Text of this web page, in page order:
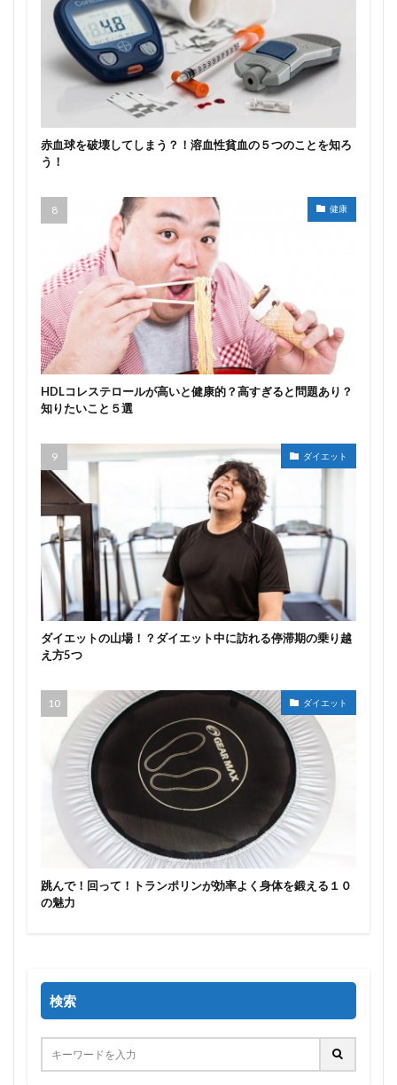
赤血球を破壊してしまう？！溶血性貧血の５つのことを知ろ
う！
健康
HDLコレステロールが高いと健康的？高すぎると問題あり？
知りたいこと５選
ダイエット
ダイエットの山場！？ダイエット中に訪れる停滞期の乗り越
え方5つ
ダイエット
跳んで！回って！トランポリンが効率よく身体を鍛える１０
の魅力
検索